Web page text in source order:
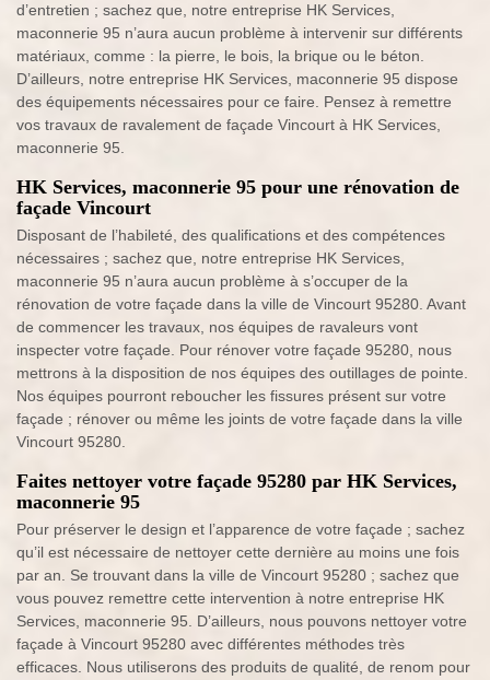
d’entretien ; sachez que, notre entreprise HK Services,
maconnerie 95 n’aura aucun problème à intervenir sur différents
matériaux, comme : la pierre, le bois, la brique ou le béton.
D’ailleurs, notre entreprise HK Services, maconnerie 95 dispose
des équipements nécessaires pour ce faire. Pensez à remettre
vos travaux de ravalement de façade Vincourt à HK Services,
maconnerie 95.
HK Services, maconnerie 95 pour une rénovation de
façade Vincourt
Disposant de l’habileté, des qualifications et des compétences
nécessaires ; sachez que, notre entreprise HK Services,
maconnerie 95 n’aura aucun problème à s’occuper de la
rénovation de votre façade dans la ville de Vincourt 95280. Avant
de commencer les travaux, nos équipes de ravaleurs vont
inspecter votre façade. Pour rénover votre façade 95280, nous
mettrons à la disposition de nos équipes des outillages de pointe.
Nos équipes pourront reboucher les fissures présent sur votre
façade ; rénover ou même les joints de votre façade dans la ville
Vincourt 95280.
Faites nettoyer votre façade 95280 par HK Services,
maconnerie 95
Pour préserver le design et l’apparence de votre façade ; sachez
qu’il est nécessaire de nettoyer cette dernière au moins une fois
par an. Se trouvant dans la ville de Vincourt 95280 ; sachez que
vous pouvez remettre cette intervention à notre entreprise HK
Services, maconnerie 95. D’ailleurs, nous pouvons nettoyer votre
façade à Vincourt 95280 avec différentes méthodes très
efficaces. Nous utiliserons des produits de qualité, de renom pour